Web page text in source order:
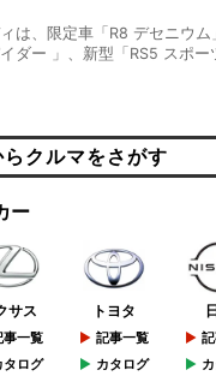
は、限定車「R8 デセニウ
ダー 」、新型「RS5 スポー
クルマをさがす
ー
サス
事一覧
タログ
トヨタ
記事一覧
カタログ